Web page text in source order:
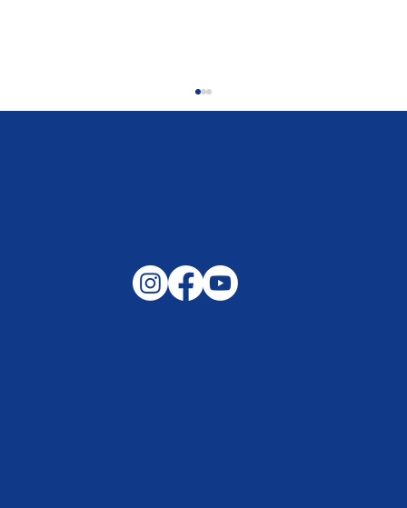
Gemeinsam auf außergewöhnliche